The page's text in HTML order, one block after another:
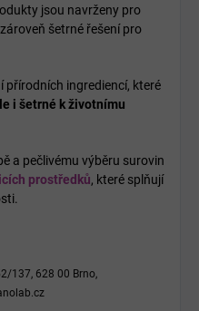
jsou navrženy pro
šetrné řešení pro
přírodních ingrediencí, které
i šetrné k životnímu
a pečlivému výběru surovin
prostředků, které splňují
137, 628 00 Brno,